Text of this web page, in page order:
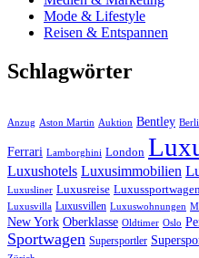
Mode & Lifestyle
Reisen & Entspannen
Schlagwörter
Anzug Aston Martin Auktion Bentley
Ferrari Lamborghini London
Luxushotels Luxusimmobilien
Luxusliner Luxusreise Luxussportwagen
Luxusvilla Luxusvillen Luxuswohnungen
New York Oberklasse Oldtimer Oslo
Sportwagen Supersportler